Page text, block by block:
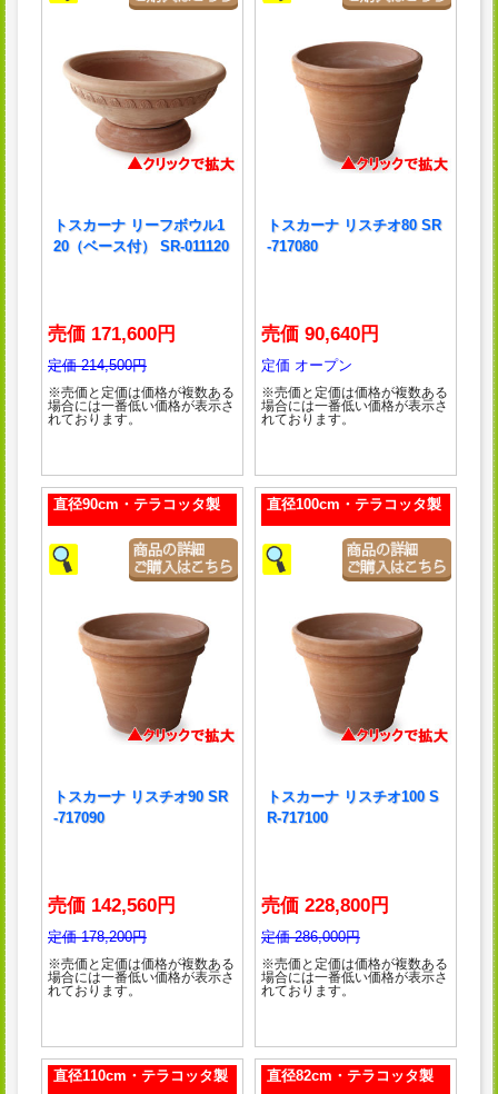
トスカーナ リーフボウル1
20（ベース付） SR-011120
売価 171,600円
定価 214,500円
※売価と定価は価格が複数ある
場合には一番低い価格が表示さ
れております。
トスカーナ リスチオ80 SR
-717080
売価 90,640円
定価 オープン
※売価と定価は価格が複数ある
場合には一番低い価格が表示さ
れております。
直径90cm・テラコッタ製
トスカーナ リスチオ90 SR
-717090
売価 142,560円
定価 178,200円
※売価と定価は価格が複数ある
場合には一番低い価格が表示さ
れております。
直径100cm・テラコッタ製
トスカーナ リスチオ100 S
R-717100
売価 228,800円
定価 286,000円
※売価と定価は価格が複数ある
場合には一番低い価格が表示さ
れております。
直径110cm・テラコッタ製 直径82cm・テラコッタ製